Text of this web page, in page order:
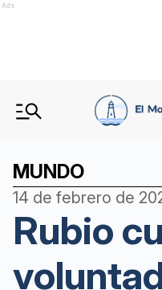
Ads
MUNDO
14 de febrero de
Rubio